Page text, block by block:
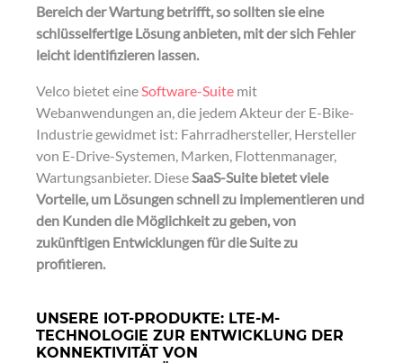
Bereich der Wartung betrifft, so sollten sie eine
schlüsselfertige Lösung anbieten, mit der sich Fehler
leicht identifizieren lassen.
Velco bietet eineSoftware-Suite mit
Webanwendungen an, die jedem Akteur der E-Bike-
Industrie gewidmet ist: Fahrradhersteller, Hersteller
von E-Drive-Systemen, Marken, Flottenmanager,
Wartungsanbieter. DieseSaaS-Suite bietet viele
Vorteile, um Lösungen schnell zu implementieren und
den Kunden die Möglichkeit zu geben, von
zukünftigen Entwicklungen für die Suite zu
profitieren.
UNSERE IOT-PRODUKTE: LTE-M-
TECHNOLOGIE ZUR ENTWICKLUNG DER
KONNEKTIVITÄT VON